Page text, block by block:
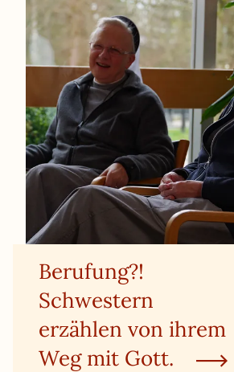
Berufung?!
Schwestern
erzählen von ihrem
Weg mit Gott.